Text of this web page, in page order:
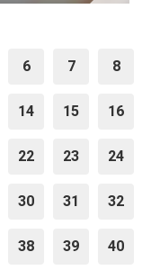
6 7 8
14 15 16
22 23 24
30 31 32
38 39 40